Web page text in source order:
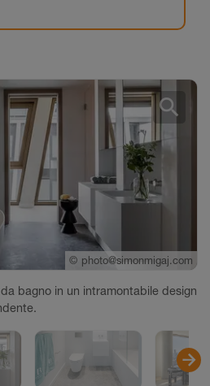
© photo@simonmigaj.com
bagno in un intramontabile design
© photo@simonmigaj.com
© photo@simonmigaj.com
search